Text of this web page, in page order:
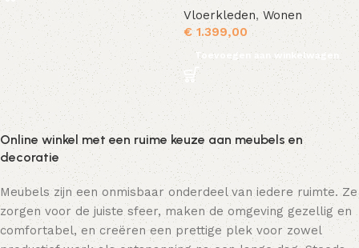
Vloerkleden,Wonen
€1.399,00
Toevoegen aan winkelwagen
Online winkel met een ruime keuze aan meubels en
decoratie
Meubels zijn een onmisbaar onderdeel van iedere ruimte. Ze
zorgen voor de juiste sfeer, maken de omgeving gezellig en
comfortabel, en creëren een prettige plek voor zowel